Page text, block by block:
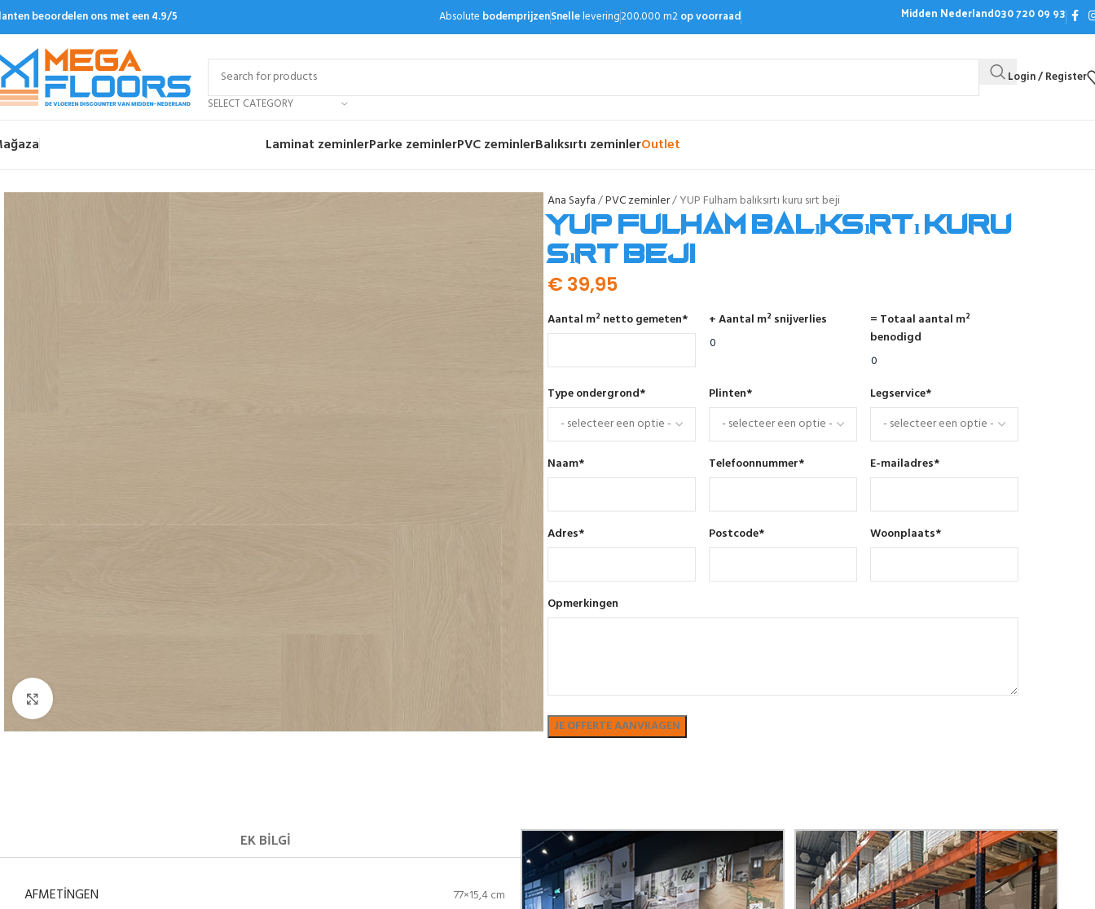
beoordelen ons met een 4.9/5 Absolute bodemprijzenSnellelevering200.000 m2op voorraad Midden Nederland030 720 09 93
SELECT CATEGORY
Login / Register
Laminat zeminlerParke zeminlerPVC zeminlerBalıksırtı zeminlerOutlet
Ana Sayfa PVC zeminler YUP Fulham balıksırtı kuru sırt beji
YUP Fulham balıksırtı kuru
sırt beji
€39,95
Aantal m² netto gemeten* + Aantal m² snijverlies
= Totaal aantal m²
benodigd
Type ondergrond* Plinten* Legservice*
Naam* Telefoonnummer* E-mailadres*
Adres* Postcode* Woonplaats*
Opmerkingen
EK BILGI
AFMETINGEN 77×15,4 cm